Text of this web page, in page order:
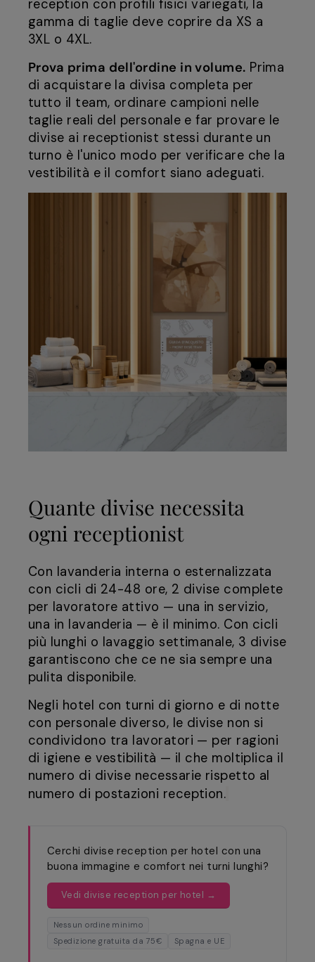
reception con profili fisici variegati, la
gamma di taglie deve coprire da XS a
3XL o 4XL.
Prova prima dell'ordine in volume. Prima
di acquistare la divisa completa per
tutto il team, ordinare campioni nelle
taglie reali del personale e far provare le
divise ai receptionist stessi durante un
turno è l'unico modo per verificare che la
vestibilità e il comfort siano adeguati.
Quante divise necessita
ogni receptionist
Con lavanderia interna o esternalizzata
con cicli di 24-48 ore, 2 divise complete
per lavoratore attivo — una in servizio,
una in lavanderia — è il minimo. Con cicli
più lunghi o lavaggio settimanale, 3 divise
garantiscono che ce ne sia sempre una
pulita disponibile.
Negli hotel con turni di giorno e di notte
con personale diverso, le divise non si
condividono tra lavoratori — per ragioni
di igiene e vestibilità — il che moltiplica il
numero di divise necessarie rispetto al
numero di postazioni reception.
Cerchi divise reception per hotel con una
buona immagine e comfort nei turni lunghi?
Vedi divise reception per hotel →
Nessun ordine minimo
Spedizione gratuita da 75€
Spagna e UE